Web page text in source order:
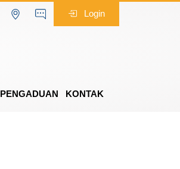
Login
PENGADUAN KONTAK